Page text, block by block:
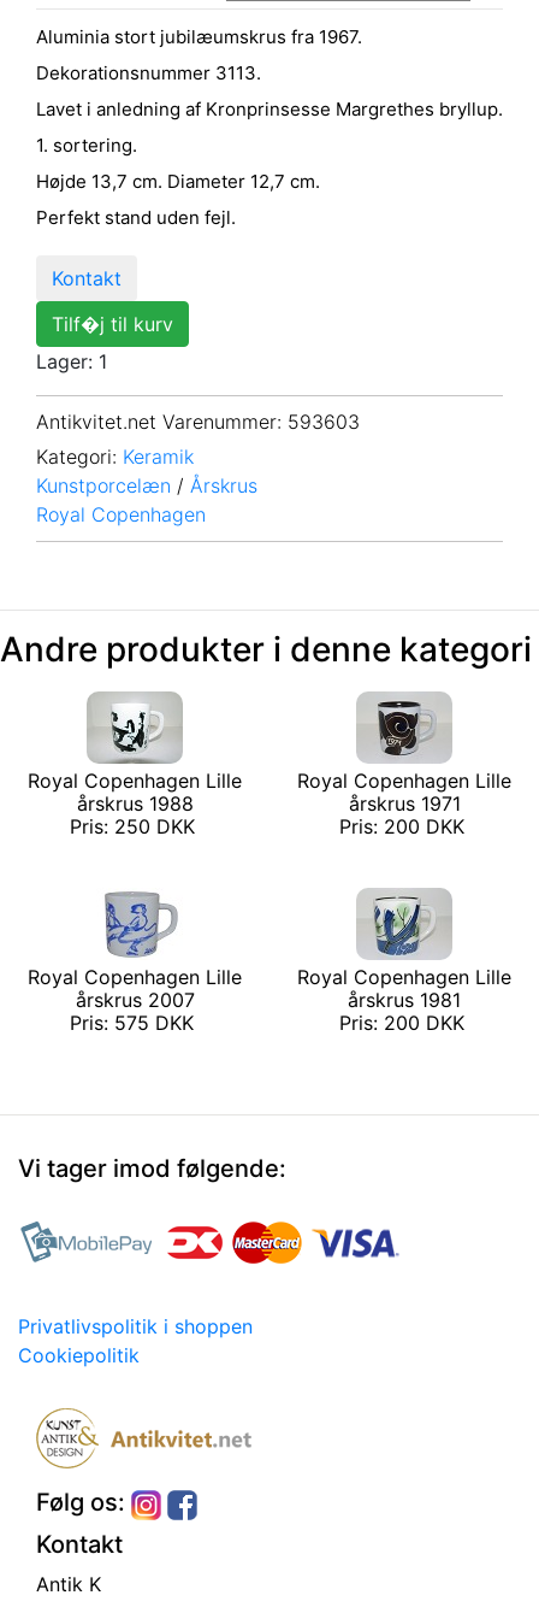
Aluminia stort jubilæumskrus fra 1967.
Dekorationsnummer 3113.
Lavet i anledning af Kronprinsesse Margrethes bryllup.
1. sortering.
Højde 13,7 cm. Diameter 12,7 cm.
Perfekt stand uden fejl.
Kontakt
Tilf�j til kurv
Lager: 1
Antikvitet.net Varenummer: 593603
Kategori: Keramik
Kunstporcelæn / Årskrus
Royal Copenhagen
Andre produkter i denne kategori
Royal Copenhagen Lille
årskrus 1988
Pris: 250 DKK
Royal Copenhagen Lille
årskrus 1971
Pris: 200 DKK
Royal Copenhagen Lille
årskrus 2007
Pris: 575 DKK
Royal Copenhagen Lille
årskrus 1981
Pris: 200 DKK
Vi tager imod følgende:
Privatlivspolitik i shoppen
Cookiepolitik
Følg os:
Kontakt
Antik K